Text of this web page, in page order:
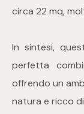
circa 22 mq,
In sintesi,
perfetta
offrendo un
natura e ricco
Altre